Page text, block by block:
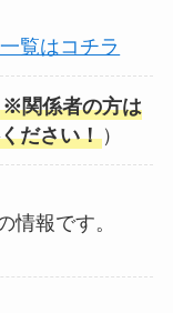
覧はコチラ
※関係者の方は
ださい！ ）
報です。